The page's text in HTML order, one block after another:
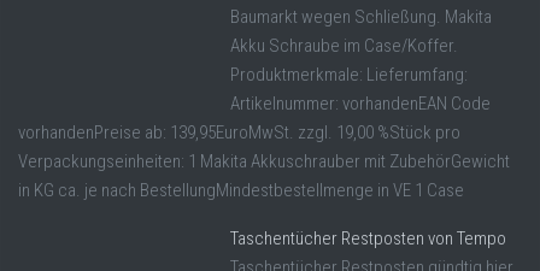
Baumarkt wegen Schließung. Makita
Akku Schraube im Case/Koffer.
Produktmerkmale: Lieferumfang:
Artikelnummer: vorhandenEAN Code
vorhandenPreise ab: 139,95EuroMwSt. zzgl. 19,00 %Stück pro
Verpackungseinheiten: 1 Makita Akkuschrauber mit ZubehörGewicht
in KG ca. je nach BestellungMindestbestellmenge in VE 1 Case
Taschentücher Restposten von Tempo